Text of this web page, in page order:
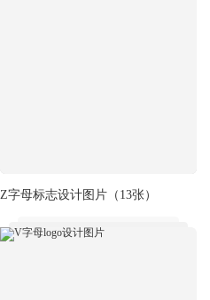
Z字母标志设计图片 （13张）